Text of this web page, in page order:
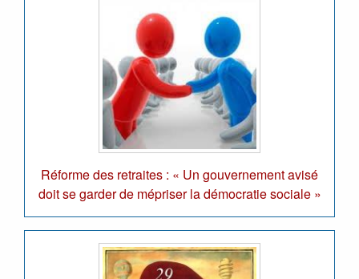
Réforme des retraites : « Un gouvernement avisé
doit se garder de mépriser la démocratie sociale »